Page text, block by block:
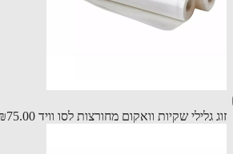
גלילי שקיות וואקום מחורצות לסו וויד ₪75.00